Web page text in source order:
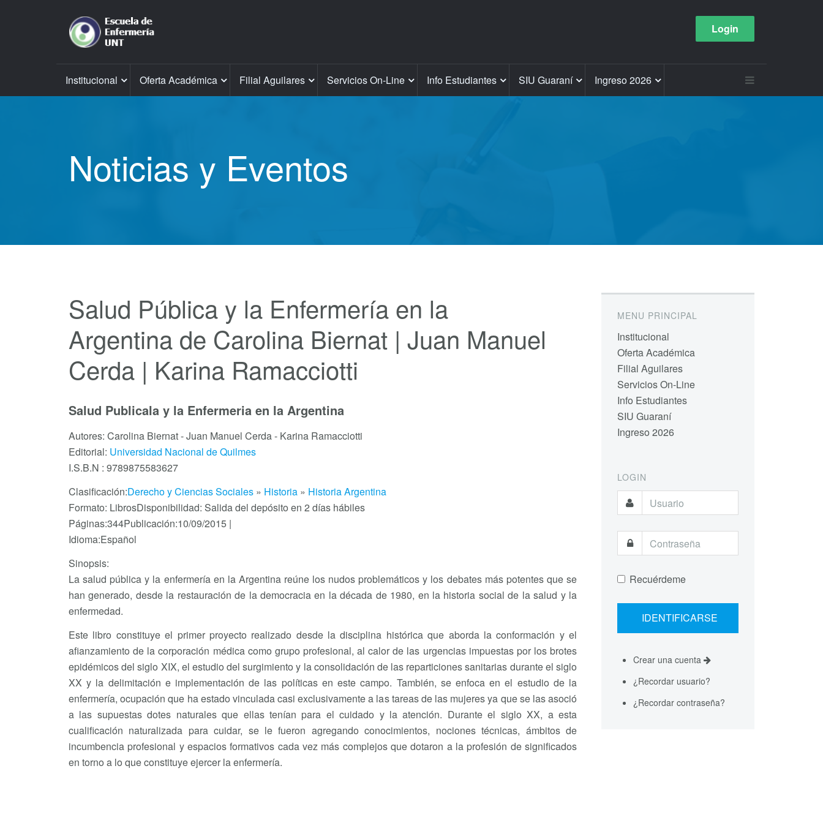
Login
Institucional Oferta Académica Filial Aguilares Servicios On-Line Info Estudiantes SIU Guaraní Ingreso 2026
Noticias y Eventos
Salud Pública y la Enfermería en la
Argentina de Carolina Biernat | Juan Manuel
Cerda | Karina Ramacciotti
Salud Publicala y la Enfermeria en la Argentina
Autores: Carolina Biernat - Juan Manuel Cerda - Karina Ramacciotti
Editorial: Universidad Nacional de Quilmes
I.S.B.N : 9789875583627
Clasificación:Derecho y Ciencias Sociales » Historia » Historia Argentina
Formato: LibrosDisponibilidad: Salida del depósito en 2 días hábiles
Páginas:344Publicación:10/09/2015 |
Idioma:Español
Sinopsis:
La salud pública y la enfermería en la Argentina reúne los nudos problemáticos y los debates más potentes que se
han generado, desde la restauración de la democracia en la década de 1980, en la historia social de la salud y la
enfermedad.
Este libro constituye el primer proyecto realizado desde la disciplina histórica que aborda la conformación y el
afianzamiento de la corporación médica como grupo profesional, al calor de las urgencias impuestas por los brotes
epidémicos del siglo XIX, el estudio del surgimiento y la consolidación de las reparticiones sanitarias durante el siglo
XX y la delimitación e implementación de las políticas en este campo. También, se enfoca en el estudio de la
enfermería, ocupación que ha estado vinculada casi exclusivamente a las tareas de las mujeres ya que se las asoció
a las supuestas dotes naturales que ellas tenían para el cuidado y la atención. Durante el siglo XX, a esta
cualificación naturalizada para cuidar, se le fueron agregando conocimientos, nociones técnicas, ámbitos de
incumbencia profesional y espacios formativos cada vez más complejos que dotaron a la profesión de significados
en torno a lo que constituye ejercer la enfermería.
MENU PRINCIPAL
Institucional
Oferta Académica
Filial Aguilares
Servicios On-Line
Info Estudiantes
SIU Guaraní
Ingreso 2026
LOGIN
Recuérdeme
Crear una cuenta
¿Recordar usuario?
¿Recordar contraseña?